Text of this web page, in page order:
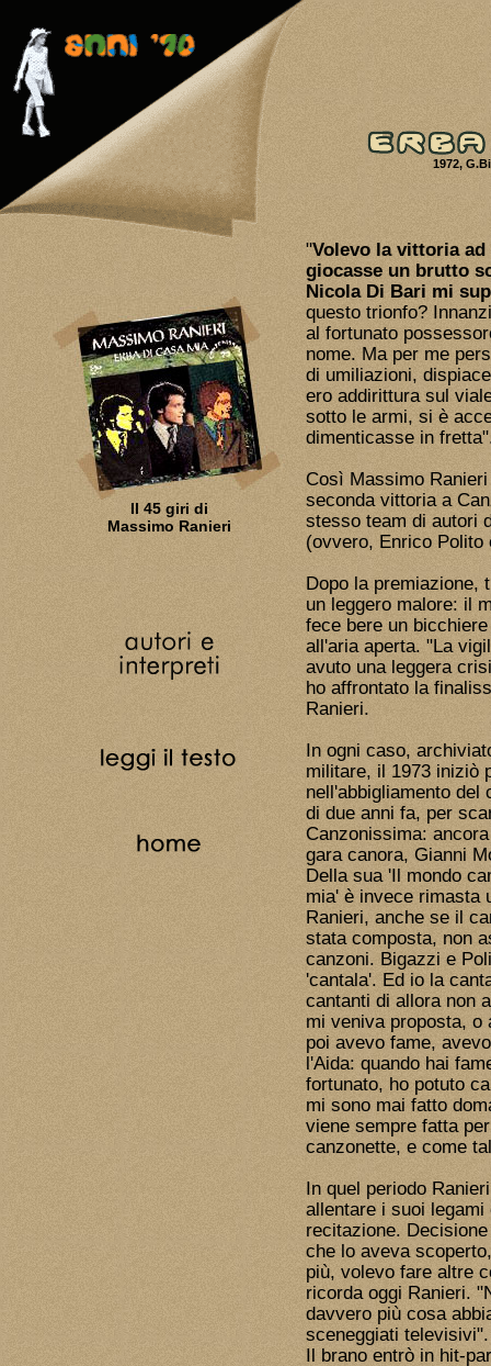
1972,
Il 45 giri di
Massimo Ranieri
"Volevo la vittoria
giocasse un brutto
Nicola Di Bari mi
questo trionfo?
al fortunato
nome. Ma per me
di umiliazioni,
ero addirittura sul
sotto le armi, si è
dimenticasse in
Così Massimo
seconda vittoria a
stesso team di autori
(ovvero, Enrico
Dopo la premiazione,
un leggero malore: il
fece bere un
all'aria aperta. "La
avuto una leggera
ho affrontato la
Ranieri.
In ogni caso,
militare, il 1973 iniziò
nell'abbigliamento del
di due anni fa, per
Canzonissima:
gara canora, Gianni
Della sua 'Il mondo
mia' è invece rimasta
Ranieri, anche se il
stata composta, non
canzoni. Bigazzi e
'cantala'. Ed io la
cantanti di allora non
mi veniva proposta,
poi avevo fame,
l'Aida: quando hai
fortunato, ho potuto
mi sono mai fatto
viene sempre fatta
canzonette, e come
In quel periodo
allentare i suoi
recitazione.
che lo aveva
più, volevo fare altre
ricorda oggi Ranieri.
davvero più cosa
sceneggiati televisivi".
Il brano entrò in hit-